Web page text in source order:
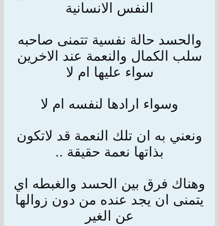
النفس الانسانية
والحسد حالة نفسية تتمنى صاحبه
سلب الكمال والنعمة عند الاخرين
سواء عليها ام لا
وسواء ارادها لنفسه ام لا
ونعني به ان تلك النعمة قد لاتكون
بذاتها نعمة حقيقة ..
وهناك فرق بين الحسد والغبطه اي
يتمنى ان يجد عنده من دون زوالها
عن الغير